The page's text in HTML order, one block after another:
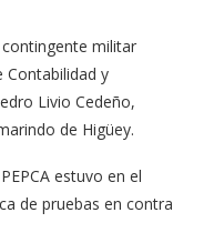
militar
Conta­bilidad y
Livio Cedeño,
de Higüey.
estu­vo en el
de pruebas en contra